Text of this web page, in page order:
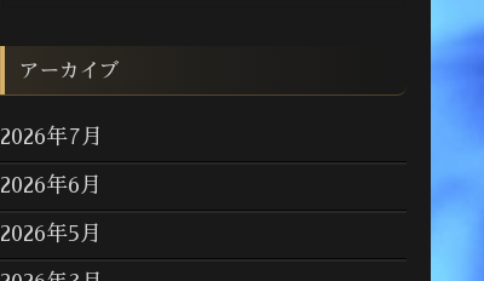
アーカイブ
2026年7月
2026年6月
2026年5月